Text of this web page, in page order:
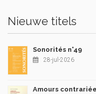
Nieuwe titels
Sonorités n°49
28-jul-2026
Amours